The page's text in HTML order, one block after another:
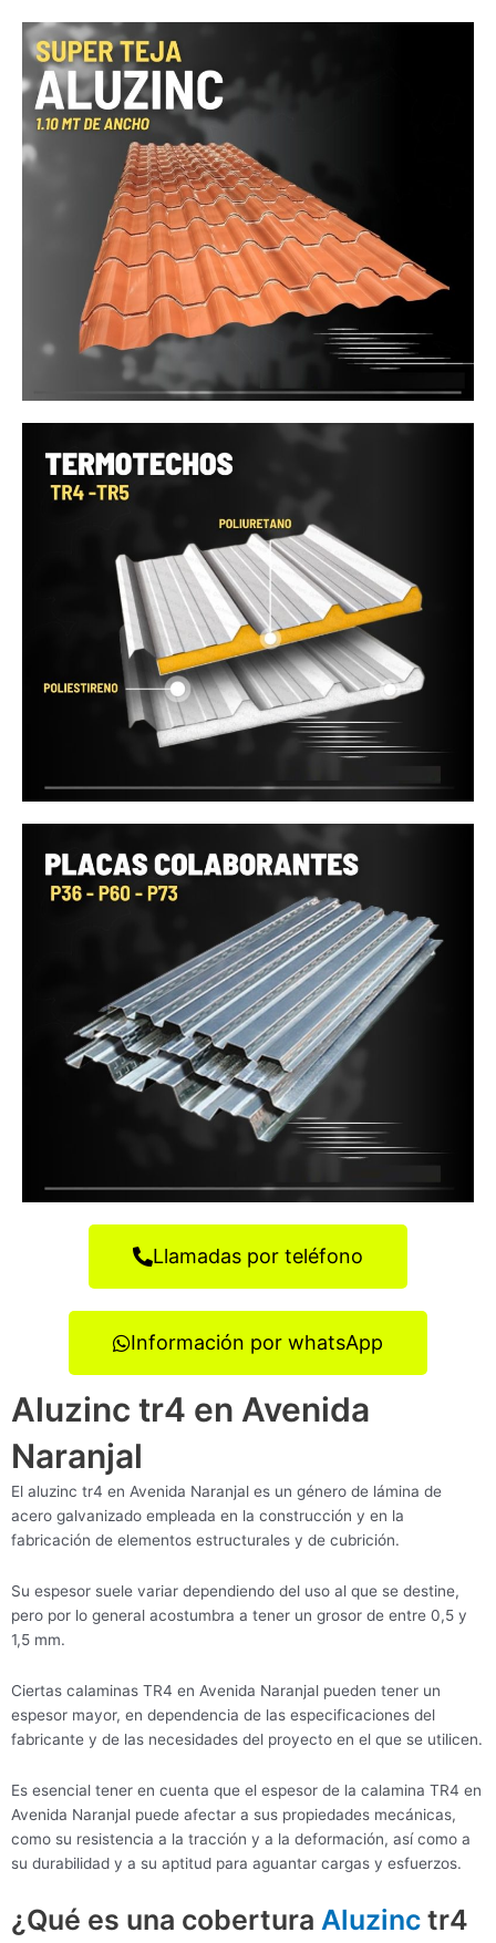
Llamadas por teléfono
Información por whatsApp
Aluzinc tr4 en Avenida
Naranjal
El aluzinc tr4 en Avenida Naranjal es un género de lámina de
acero galvanizado empleada en la construcción y en la
fabricación de elementos estructurales y de cubrición.
Su espesor suele variar dependiendo del uso al que se destine,
pero por lo general acostumbra a tener un grosor de entre 0,5 y
1,5 mm.
Ciertas calaminas TR4 en Avenida Naranjal pueden tener un
espesor mayor, en dependencia de las especificaciones del
fabricante y de las necesidades del proyecto en el que se utilicen.
Es esencial tener en cuenta que el espesor de la calamina TR4 en
Avenida Naranjal puede afectar a sus propiedades mecánicas,
como su resistencia a la tracción y a la deformación, así como a
su durabilidad y a su aptitud para aguantar cargas y esfuerzos.
¿Qué es una cobertura Aluzinc tr4